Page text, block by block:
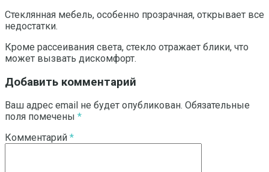
Стеклянная мебель, особенно прозрачная, открывает все
недостатки.
Кроме рассеивания света, стекло отражает блики, что
может вызвать дискомфорт.
Добавить комментарий
Ваш адрес email не будет опубликован. Обязательные
поля помечены *
Комментарий *